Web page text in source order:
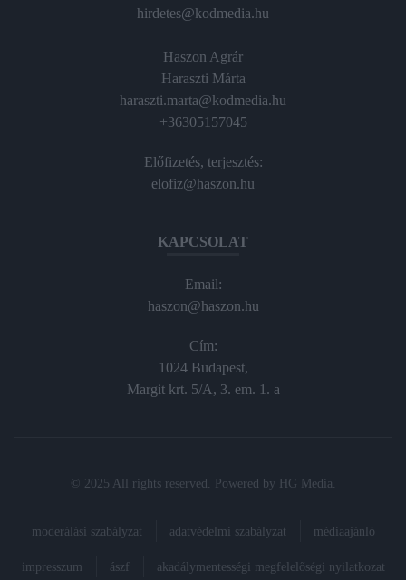
hirdetes@kodmedia.hu
Haszon Agrár
Haraszti Márta
haraszti.marta@kodmedia.hu
+36305157045
Előfizetés, terjesztés:
elofiz@haszon.hu
KAPCSOLAT
Email:
haszon@haszon.hu
Cím:
1024 Budapest,
Margit krt. 5/A, 3. em. 1. a
© 2025 All rights reserved. Powered by HG Media
moderálási szabályzat adatvédelmi szabályzat médiaajánló
impresszum ászf akadálymentességi megfelelőségi nyilatkozat